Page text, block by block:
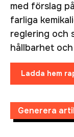
med förslag
farliga
reglering och
hållbarhet
Ladda hem
Generera